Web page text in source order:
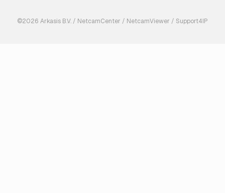
©2026 Arkasis B.V. / NetcamCenter / NetcamViewer / Support4IP